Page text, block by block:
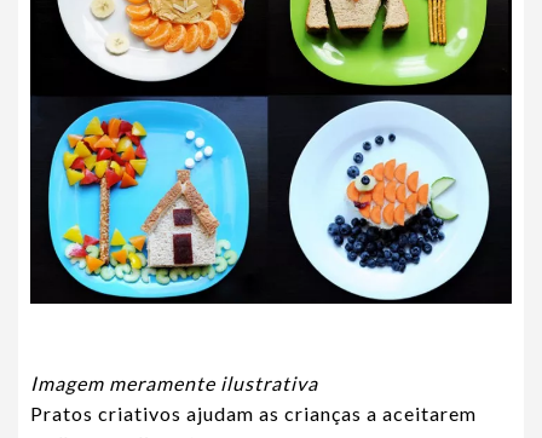
Imagem meramente ilustrativa
Pratos criativos ajudam as crianças a aceitarem